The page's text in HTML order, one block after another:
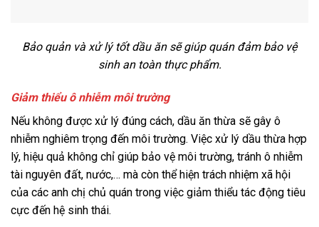
Bảo quản và xử lý tốt dầu ăn sẽ giúp quán đảm bảo vệ
sinh an toàn thực phẩm.
Giảm thiểu ô nhiễm môi trường
Nếu không được xử lý đúng cách, dầu ăn thừa sẽ gây ô
nhiễm nghiêm trọng đến môi trường. Việc xử lý dầu thừa hợp
lý, hiệu quả không chỉ giúp bảo vệ môi trường, tránh ô nhiễm
tài nguyên đất, nước,… mà còn thể hiện trách nhiệm xã hội
của các anh chị chủ quán trong việc giảm thiểu tác động tiêu
cực đến hệ sinh thái.